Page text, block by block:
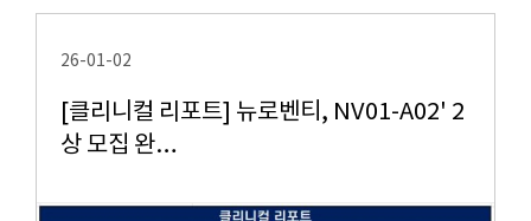
26-01-02
[클리니컬 리포트] 뉴로벤티, NV01-A02' 2
상 모집 완…